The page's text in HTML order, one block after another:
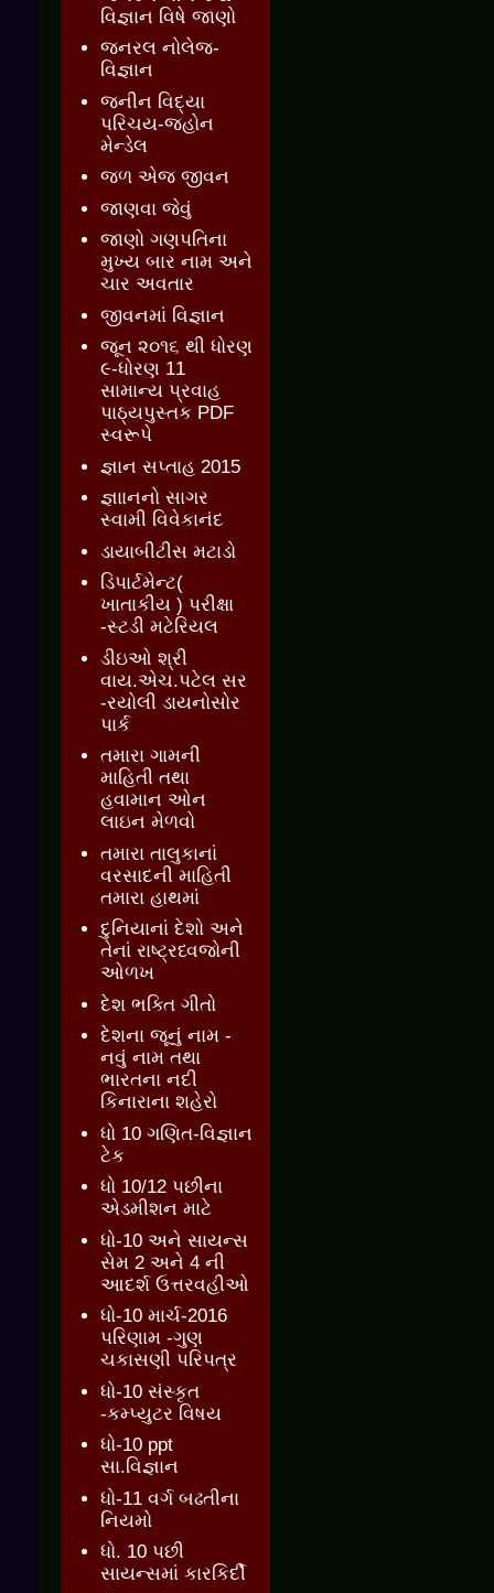
વિજ્ઞાન વિષે જાણો
જનરલ નોલેજ-
વિજ્ઞાન
જનીન વિદ્યા
પરિચય-જ્હોન
મેન્ડેલ
જળ એજ જીવન
જાણવા જેવું
જાણો ગણપતિના
મુખ્ય બાર નામ અને
ચાર અવતાર
જીવનમાં વિજ્ઞાન
જૂન ૨૦૧૬ થી ધોરણ
૯-ધોરણ 11
સામાન્ય પ્રવાહ
પાઠ્યપુસ્તક PDF
સ્વરૂપે
જ્ઞાન સપ્તાહ 2015
જ્ઞાાનનો સાગર
સ્વામી વિવેકાનંદ
ડાયાબીટીસ મટાડો
ડિપાર્ટમેન્ટ(
ખાતાકીય ) પરીક્ષા
-સ્ટડી મટેરિયલ
ડીઇઓ શ્રી
વાય.એચ.પટેલ સર
-રયોલી ડાયનોસોર
પાર્ક
તમારા ગામની
માહિતી તથા
હવામાન ઓન
લાઇન મેળવો
તમારા તાલુકાનાં
વરસાદની માહિતી
તમારા હાથમાં
દુનિયાનાં દેશો અને
તેનાં રાષ્ટ્રધ્વજોની
ઓળખ
દેશ ભક્તિ ગીતો
દેશના જૂનું નામ -
નવું નામ તથા
ભારતના નદી
કિનારાના શહેરો
ધો 10 ગણિત-વિજ્ઞાન
ટેક
ધો 10/12 પછીના
એડમીશન માટે
ધો-10 અને સાયન્સ
સેમ 2 અને 4 ની
આદર્શ ઉત્તરવહીઓ
ધો-10 માર્ચ-2016
પરિણામ -ગુણ
ચકાસણી પરિપત્ર
ધો-10 સંસ્કૃત
-કમ્પ્યુટર વિષય
ધો-10 ppt
સા.વિજ્ઞાન
ધો-11 વર્ગ બઢતીના
નિયમો
ધો. 10 પછી
સાયન્સમાં કારકિર્દી